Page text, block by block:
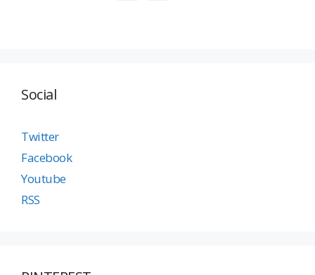
Social
Twitter
Facebook
Youtube
RSS